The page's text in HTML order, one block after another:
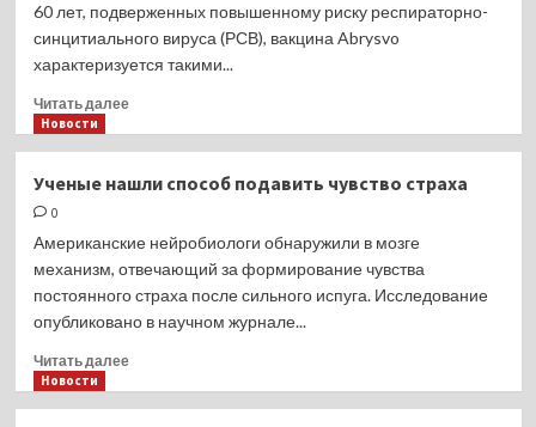
кисти
руки
60 лет, подверженных повышенному риску респираторно-
синцитиального вируса (РСВ), вакцина Abrysvo
характеризуется такими...
Читать далееПрочитать
достигнуты
исследования
РСВ
у пациентов
Новости
Ученые нашли способ подавить чувство страха
0
Американские нейробиологи обнаружили в мозге
механизм, отвечающий за формирование чувства
постоянного страха после сильного испуга. Исследование
опубликовано в научном журнале...
Читать далееПрочитать
Новости